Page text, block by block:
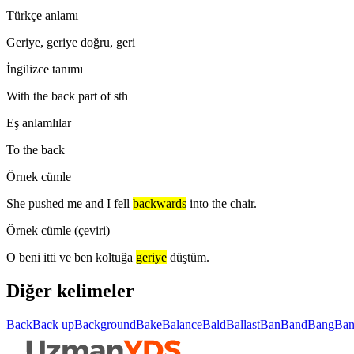
Türkçe anlamı
Geriye, geriye doğru, geri
İngilizce tanımı
With the back part of sth
Eş anlamlılar
To the back
Örnek cümle
She pushed me and I fell backwards into the chair.
Örnek cümle (çeviri)
O beni itti ve ben koltuğa geriye düştüm.
Diğer kelimeler
BackBack upBackgroundBakeBalanceBaldBallastBanBandBang